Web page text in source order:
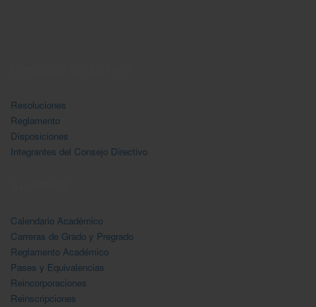
Resoluciones
Reglamento
Disposiciones
Integrantes del Consejo Directivo
Calendario Acadėmico
Carreras de Grado y Pregrado
Reglamento Académico
Pases y Equivalencias
Reincorporaciones
Reinscripciones